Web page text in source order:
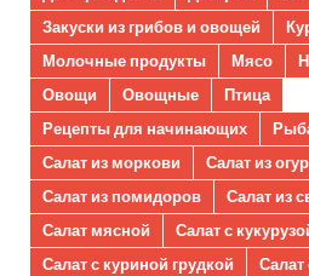
Закуски из грибов и овощей
Молочные продукты
Мясо
Овощи
Овощные
Птица
Рецепты для начинающих
Салат из моркови
Салат из
Салат из помидоров
Салат из
Салат мясной
Салат с
Салат с куриной грудкой
Салат